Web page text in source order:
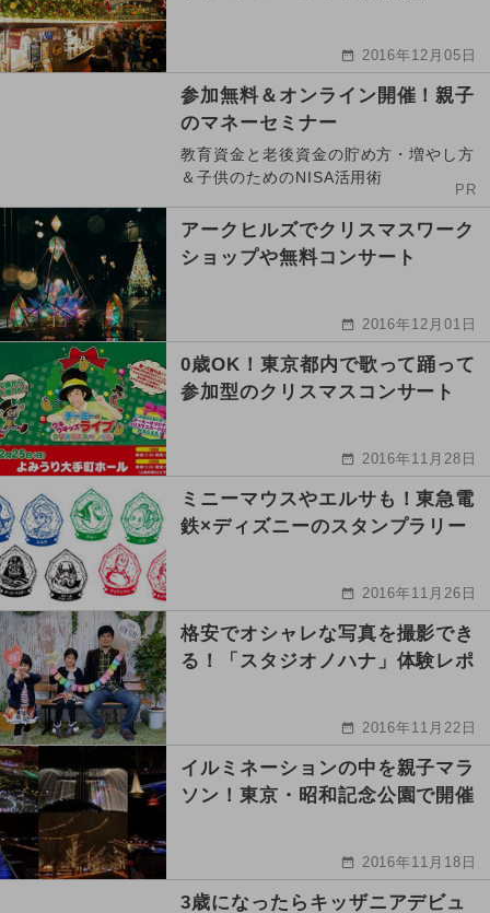
2016年12月05日
参加無料＆オンライン開催！親子
のマネーセミナー
教育資金と老後資金の貯め方・増やし方
＆子供のためのNISA活用術
PR
アークヒルズでクリスマスワーク
ショップや無料コンサート
2016年12月01日
0歳OK！東京都内で歌って踊って
参加型のクリスマスコンサート
2016年11月28日
ミニーマウスやエルサも！東急電
鉄×ディズニーのスタンプラリー
2016年11月26日
格安でオシャレな写真を撮影でき
る！「スタジオノハナ」体験レポ
2016年11月22日
イルミネーションの中を親子マラ
ソン！東京・昭和記念公園で開催
2016年11月18日
3歳になったらキッザニアデビュ